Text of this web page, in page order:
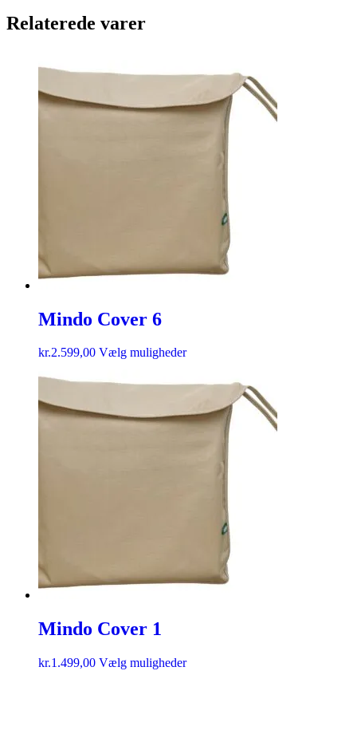
Relaterede varer
Mindo Cover 6
kr.2.599,00 Vælg muligheder
Mindo Cover 1
kr.1.499,00 Vælg muligheder